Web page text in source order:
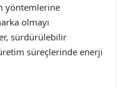
yöntemlerine
olmayı
sürdürülebilir
süreçlerinde enerji